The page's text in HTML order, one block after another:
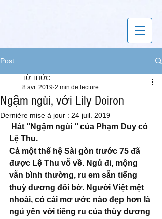
Post
Ngậm ngùi, với Lily Doiron
TỪ THỨC
8 avr. 2019 2 min de lecture
Dernière mise à jour : 24 juil. 2019
Lệ Thu.
Cả một thế hệ Sài gòn trước 75 đã
được Lệ Thu vỗ về. Ngủ đi, mộng
vẫn bình thường, ru em sẵn tiếng
thuỳ dương đôi bờ. Người Việt mệt
nhoài, có cái mơ ước nào đẹp hơn là
ngủ yên với tiếng ru của thùy dương